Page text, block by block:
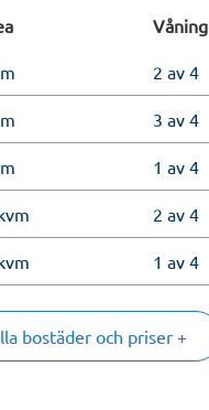
Våning
2 av 4
3 av 4
1 av 4
2 av 4
1 av 4
2 av 4
2 av 4
bostäder och priser +